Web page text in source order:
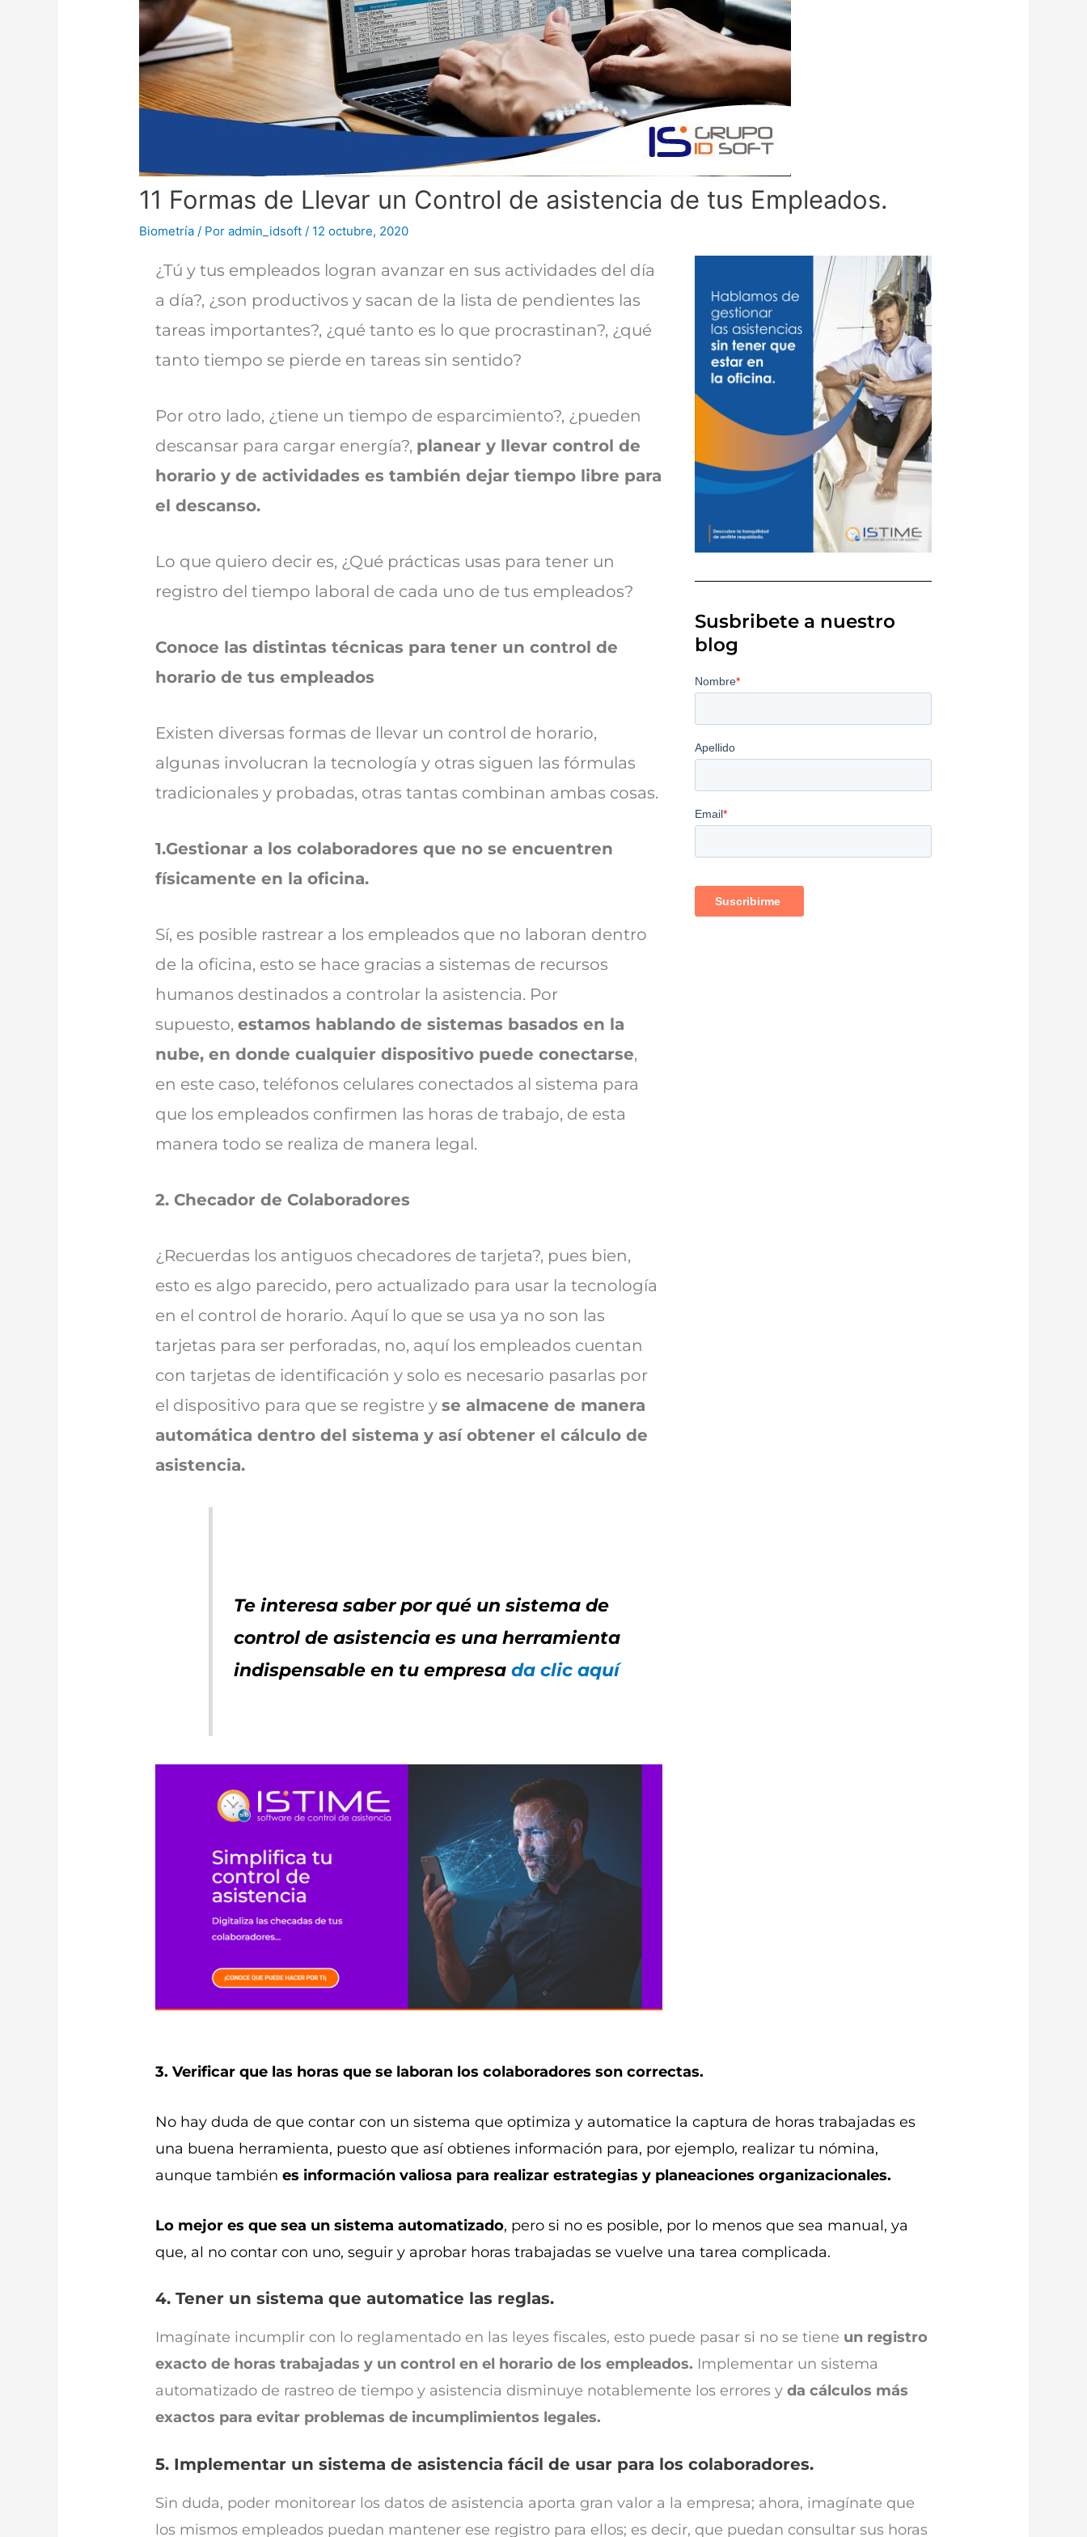
11 Formas de Llevar un Control de asistencia de tus Empleados.
Biometría / Poradmin_idsoft/ 12 octubre, 2020
¿Tú y tus empleados logran avanzar en sus actividades del día
a día?, ¿son productivos y sacan de la lista de pendientes las
tareas importantes?, ¿qué tanto es lo que procrastinan?, ¿qué
tanto tiempo se pierde en tareas sin sentido?
Por otro lado, ¿tiene un tiempo de esparcimiento?, ¿pueden
descansar para cargar energía?, planear y llevar control de
horario y de actividades es también dejar tiempo libre para
el descanso.
Lo que quiero decir es, ¿Qué prácticas usas para tener un
registro del tiempo laboral de cada uno de tus empleados?
Conoce las distintas técnicas para tener un control de
horario de tus empleados
Existen diversas formas de llevar un control de horario,
algunas involucran la tecnología y otras siguen las fórmulas
tradicionales y probadas, otras tantas combinan ambas cosas.
1.Gestionar a los colaboradores que no se encuentren
físicamente en la oficina.
Sí, es posible rastrear a los empleados que no laboran dentro
de la oficina, esto se hace gracias a sistemas de recursos
humanos destinados a controlar la asistencia. Por
supuesto,estamos hablando de sistemas basados en la
nube, en donde cualquier dispositivo puede conectarse,
en este caso, teléfonos celulares conectados al sistema para
que los empleados confirmen las horas de trabajo, de esta
manera todo se realiza de manera legal.
2. Checador de Colaboradores
¿Recuerdas los antiguos checadores de tarjeta?, pues bien,
esto es algo parecido, pero actualizado para usar la tecnología
en el control de horario. Aquí lo que se usa ya no son las
tarjetas para ser perforadas, no, aquí los empleados cuentan
con tarjetas de identificación y solo es necesario pasarlas por
el dispositivo para que se registre yse almacene de manera
automática dentro del sistema y así obtener el cálculo de
asistencia.
Te interesa saber por qué un sistema de
control de asistencia es una herramienta
indispensable en tu empresada clic aquí
Susbribete a nuestro
blog
3. Verificar que las horas que se laboran los colaboradores son correctas.
No hay duda de que contar con un sistema que optimiza y automatice la captura de horas trabajadas es
una buena herramienta, puesto que así obtienes información para, por ejemplo, realizar tu nómina,
aunque tambiénes información valiosa para realizar estrategias y planeaciones organizacionales.
Lo mejor es que sea un sistema automatizado, pero si no es posible, por lo menos que sea manual, ya
que, al no contar con uno, seguir y aprobar horas trabajadas se vuelve una tarea complicada.
4. Tener un sistema que automatice las reglas.
Imagínate incumplir con lo reglamentado en las leyes fiscales, esto puede pasar si no se tiene un registro
exacto de horas trabajadas y un control en el horario de los empleados. Implementar un sistema
automatizado de rastreo de tiempo y asistencia disminuye notablemente los errores yda cálculos más
exactos para evitar problemas de incumplimientos legales.
5. Implementar un sistema de asistencia fácil de usar para los colaboradores.
Sin duda, poder monitorear los datos de asistencia aporta gran valor a la empresa; ahora, imagínate que
los mismos empleados puedan mantener ese registro para ellos; es decir, que puedan consultar sus horas